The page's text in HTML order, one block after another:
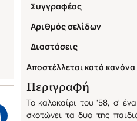
Συγγραφέας
Αριθμός σελίδων
Διαστάσεις
Αποστέλλεται κατά κανόνα
Περιγραφή
Το καλοκαίρι του '58, σ'
σκοτώνει τα δυο της